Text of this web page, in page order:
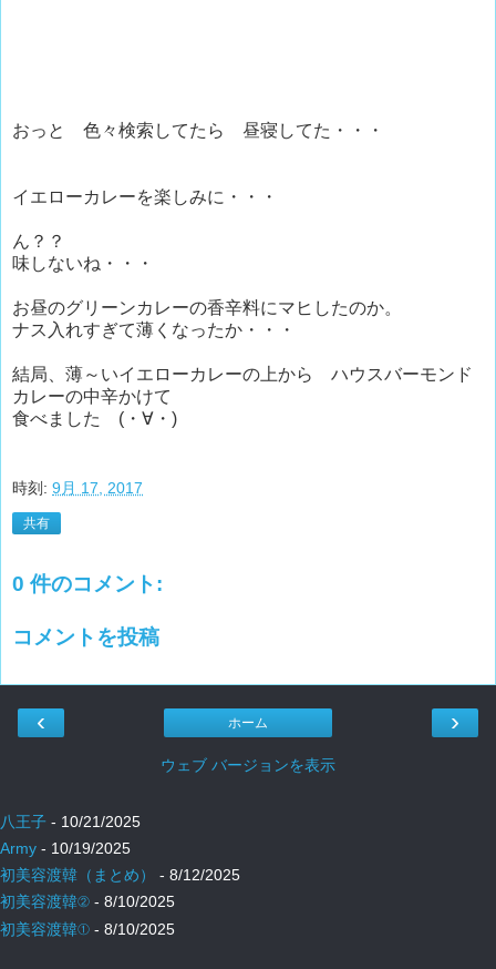
おっと 色々検索してたら 昼寝してた・・・
イエローカレーを楽しみに・・・
ん？？
味しないね・・・
お昼のグリーンカレーの香辛料にマヒしたのか。
ナス入れすぎて薄くなったか・・・
結局、薄～いイエローカレーの上から ハウスバーモンド
カレーの中辛かけて
食べました (・∀・)
時刻: 9月 17, 2017
共有
0 件のコメント:
コメントを投稿
‹ ›
ホーム
ウェブ バージョンを表示
八王子 - 10/21/2025
Army - 10/19/2025
初美容渡韓（まとめ）
- 8/12/2025
初美容渡韓② - 8/10/2025
初美容渡韓① - 8/10/2025